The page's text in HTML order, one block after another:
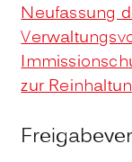
Neufassung
zur